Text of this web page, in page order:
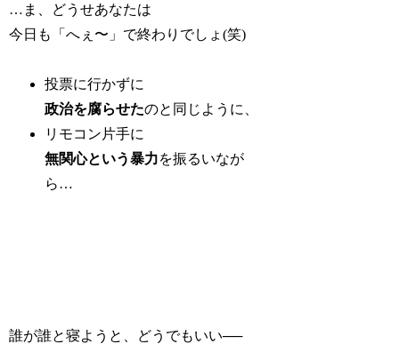
…ま、どうせあなたは
今日も「へぇ〜」で終わりでしょ(笑)
投票に行かずに
政治を腐らせたのと同じように、
リモコン片手に
無関心という暴力を振るいなが
ら…
誰が誰と寝ようと、どうでもいい──